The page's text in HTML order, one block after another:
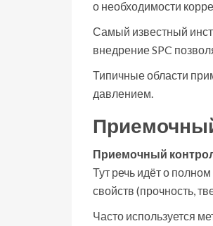
о необходимости
Самый известный
внедрение SPC
Типичные области
давлением.
Приемочный
Тут речь идёт о
свойств (прочность,
Часто используется